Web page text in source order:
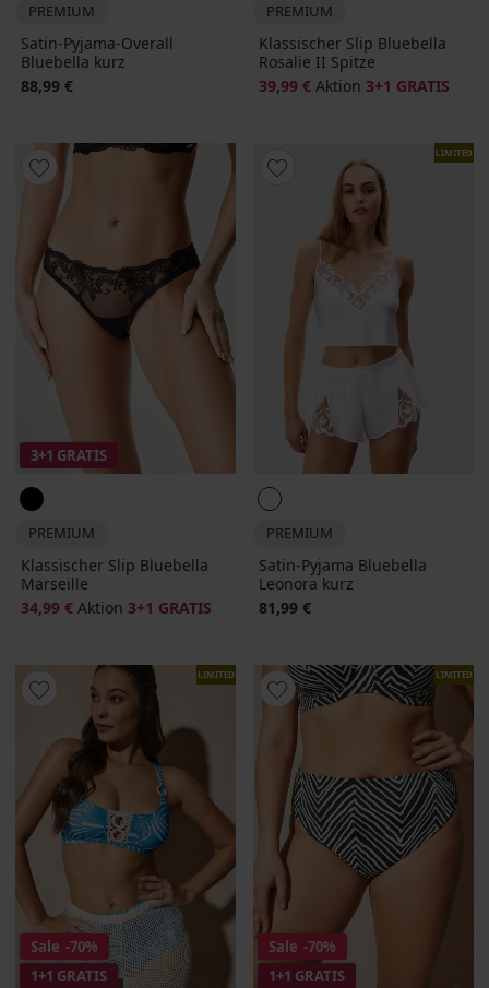
PREMIUM
Satin-Pyjama-Overall
Bluebella kurz
88,99 €
PREMIUM
Klassischer Slip Bluebella
Rosalie II Spitze
39,99 € Aktion 3+1 GRATIS
3+1 GRATIS
PREMIUM
Klassischer Slip Bluebella
Marseille
34,99 € Aktion 3+1 GRATIS
LIMITED
PREMIUM
Satin-Pyjama Bluebella
Leonora kurz
81,99 €
LIMITED
Sale -70%
1+1 GRATIS
LIMITED
Sale -70%
1+1 GRATIS